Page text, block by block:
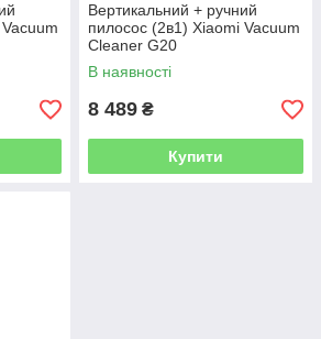
Вертикальний + ручний
пилосос (2в1) Xiaomi Vacuum
Cleaner G20
В наявності
8 489 ₴
Купити